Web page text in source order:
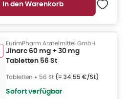
In den Warenkorb
EurimPharm Arzneimittel GmbH
Jinarc 60 mg + 30 mg
Tabletten 56 St
Tabletten • 56 St (= 34.55 €/St)
Sofort verfügbar